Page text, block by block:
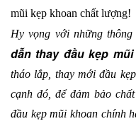
mũi kẹp khoan chất lượng!
Hy vọng với những
dẫn thay đầu kẹp
tháo lắp, thay mới đầu
cạnh đó, để đảm bảo
đầu kẹp mũi khoan chính